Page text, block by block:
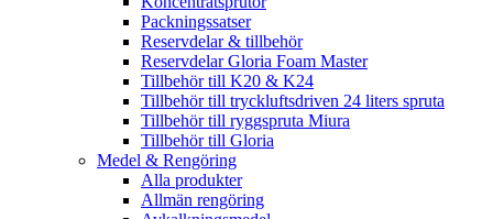
Packningssatser
Reservdelar & tillbehör
Reservdelar Gloria Foam Master
Tillbehör till K20 & K24
Tillbehör till tryckluftsdriven 24 liters spruta
Tillbehör till ryggspruta Miura
Tillbehör till Gloria
Medel & Rengöring
Alla produkter
Allmän rengöring